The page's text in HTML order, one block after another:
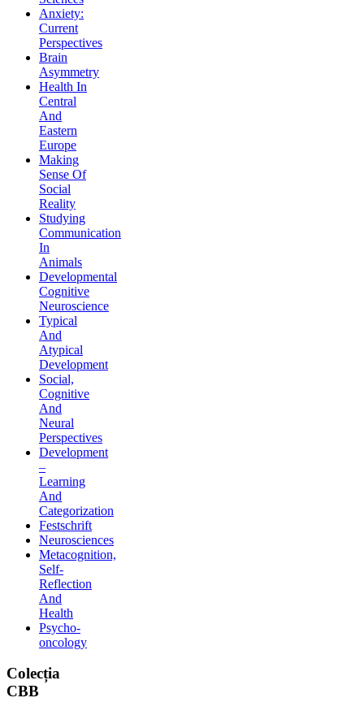
Anxiety:
Current
Perspectives
Brain
Asymmetry
Health In
Central
And
Eastern
Europe
Making
Sense Of
Social
Reality
Studying
Communication
In
Animals
Developmental
Cognitive
Neuroscience
Typical
And
Atypical
Development
Social,
Cognitive
And
Neural
Perspectives
Development
–
Learning
And
Categorization
Festschrift
Neurosciences
Metacognition,
Self-
Reflection
And
Health
Psycho-
oncology
Colecția
CBB